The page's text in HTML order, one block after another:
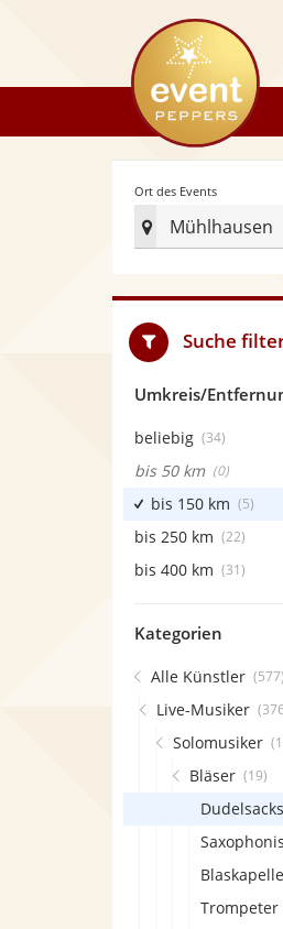
eventpeppers
Ort des Events
Mühlhausen
Radius
Suche
Umkreis/
beliebig (34)
bis 50 km (0)
bis 150 km (5)
bis 250 km (22)
bis 400 km (31)
Kategorien
Alle Künstler (577)
Live-Musiker
Solomusiker
Bläser (19)
Blaskapelle
Trompeter